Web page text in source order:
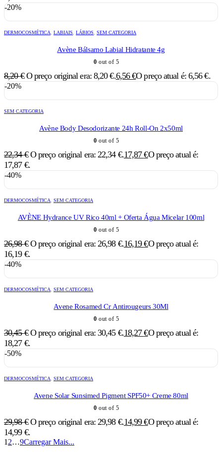
-20%
DERMOCOSMÉTICA LABIAIS LÁBIOS SEM CATEGORIA
Avène Bálsamo Labial Hidratante 4g
0 out of 5
8,20€ O preço original era: 8,20 €.6,56€O preço atual é: 6,56 €.
-20%
SEM CATEGORIA
Avène Body Desodorizante 24h Roll-On 2x50ml
0 out of 5
22,34€ O preço original era: 22,34 €.17,87€O preço atual é:
17,87 €.
-40%
DERMOCOSMÉTICA SEM CATEGORIA
AVÈNE Hydrance UV Rico 40ml + Oferta Água Micelar 100ml
0 out of 5
26,98€ O preço original era: 26,98 €.16,19€O preço atual é:
16,19 €.
-40%
DERMOCOSMÉTICA SEM CATEGORIA
Avene Rosamed Cr Antirougeurs 30Ml
0 out of 5
30,45€ O preço original era: 30,45 €.18,27€O preço atual é:
18,27 €.
-50%
DERMOCOSMÉTICA SEM CATEGORIA
Avene Solar Sunsimed Pigment SPF50+ Creme 80ml
0 out of 5
29,98€ O preço original era: 29,98 €.14,99€O preço atual é:
14,99 €.
1 2…9Carregar Mais...